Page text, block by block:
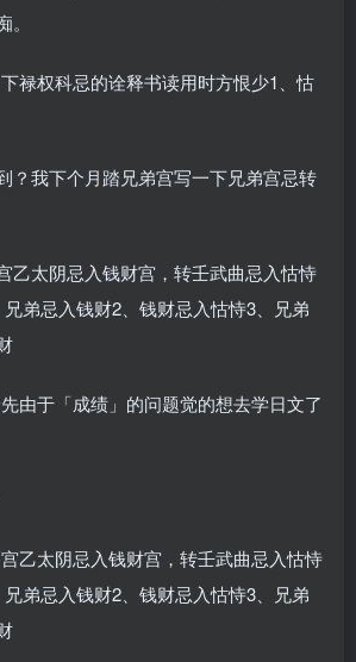
禄权科忌的诠释书读用时方恨少1、怙
？我下个月踏兄弟宫写一下兄弟宫忌转
乙太阴忌入钱财宫，转壬武曲忌入怙恃
弟忌入钱财2、钱财忌入怙恃3、兄弟
由于「成绩」的问题觉的想去学日文了
乙太阴忌入钱财宫，转壬武曲忌入怙恃
弟忌入钱财2、钱财忌入怙恃3、兄弟